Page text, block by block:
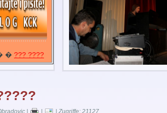
� ??? ????
| | Zugriffe: 21127